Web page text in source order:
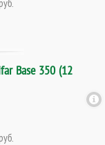
Base 350 (12